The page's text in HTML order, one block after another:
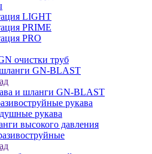
LIGHT
PRIME
PRO
очистки труб
GN-BLAST
и шланги GN-BLAST
рукава
рукава
высокого давления